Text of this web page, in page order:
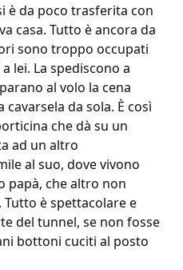
è da poco trasferita con
casa. Tutto è ancora da
sono troppo occupati
lei. La spediscono a
al volo la cena
da sola. È così
che dà su un
ad un altro
al suo, dove vivono
papà, che altro non
è spettacolare e
del tunnel, se non fosse
bottoni cuciti al posto